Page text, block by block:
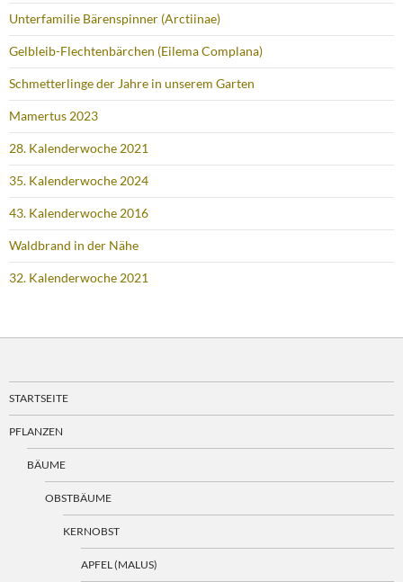
Unterfamilie Bärenspinner (Arctiinae)
Gelbleib-Flechtenbärchen (Eilema Complana)
Schmetterlinge der Jahre in unserem Garten
Mamertus 2023
28. Kalenderwoche 2021
35. Kalenderwoche 2024
43. Kalenderwoche 2016
Waldbrand in der Nähe
32. Kalenderwoche 2021
STARTSEITE
PFLANZEN
BÄUME
OBSTBÄUME
KERNOBST
APFEL (MALUS)